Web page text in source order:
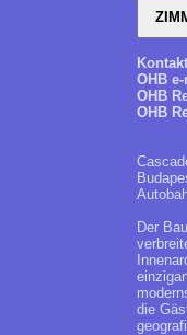
OHB
OHB
OHB
Der
die